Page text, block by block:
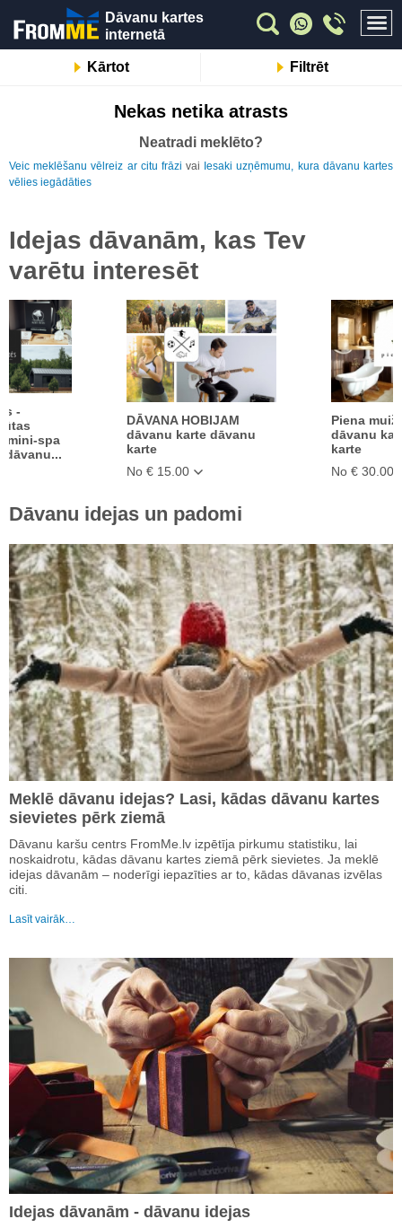
Dāvanu kartes
internetā
Kārtot Filtrēt
Nekas netika atrasts
Neatradi meklēto?
Veic meklēšanu vēlreiz ar citu frāzi vai Iesaki uzņēmumu, kura dāvanu kartes
vēlies iegādāties
Idejas dāvanām, kas Tev
varētu interesēt
-
mini-spa
dāvanu...
DĀVANA HOBIJAM
dāvanu karte dāvanu
karte
No € 15.00
Piena
dāvanu
karte
No € 30.00
Dāvanu idejas un padomi
Meklē dāvanu idejas? Lasi, kādas dāvanu kartes
sievietes pērk ziemā
Dāvanu karšu centrs FromMe.lv izpētīja pirkumu statistiku, lai
noskaidrotu, kādas dāvanu kartes ziemā pērk sievietes. Ja meklē
idejas dāvanām – noderīgi iepazīties ar to, kādas dāvanas izvēlas
citi.
Lasīt vairāk…
Idejas dāvanām - dāvanu idejas